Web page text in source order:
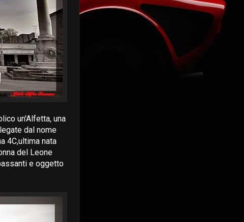
un'Alfetta, una
dal nome
4C,ultima nata
del Leone
e oggetto